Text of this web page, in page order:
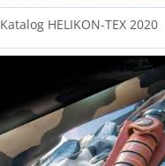
Katalog HELIKON-TEX 2020